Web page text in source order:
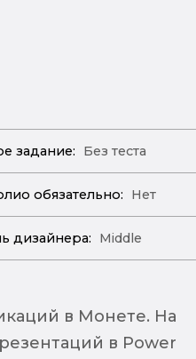
задание: Без теста
обязательно: Нет
дизайнера: Middle
в Монете. На
в Power